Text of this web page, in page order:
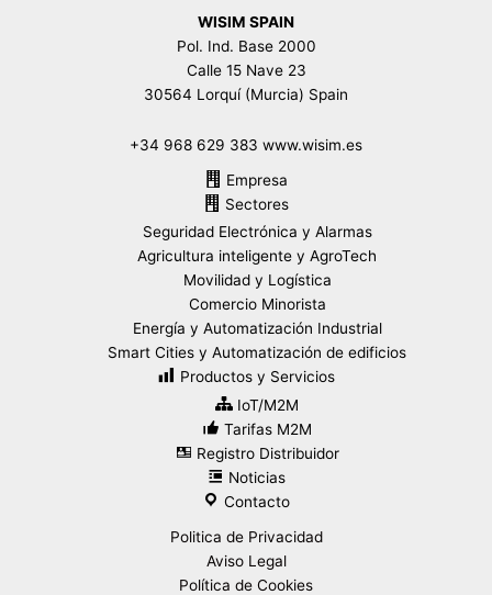
WISIM SPAIN
Pol. Ind. Base 2000
Calle 15 Nave 23
30564 Lorquí (Murcia) Spain
+34 968 629 383 www.wisim.es
Empresa
Sectores
Seguridad Electrónica y Alarmas
Agricultura inteligente y AgroTech
Movilidad y Logística
Comercio Minorista
Energía y Automatización Industrial
Smart Cities y Automatización de edificios
Productos y Servicios
IoT/M2M
Tarifas M2M
Registro Distribuidor
Noticias
Contacto
Politica de Privacidad
Aviso Legal
Política de Cookies